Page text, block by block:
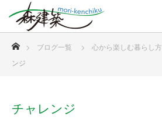
ブログ一覧 心から楽しむ暮らし方
ンジ
チャレンジ